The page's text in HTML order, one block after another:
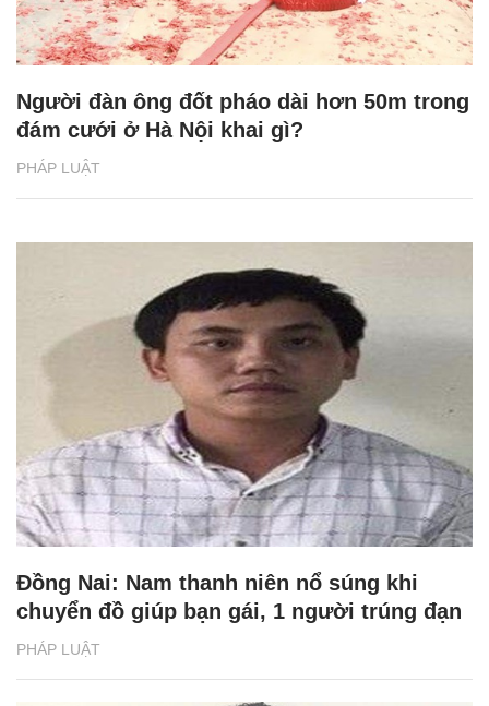
PHÁP LUẬT
Người đàn ông đốt pháo dài hơn 50m trong
đám cưới ở Hà Nội khai gì?
PHÁP LUẬT
Đồng Nai: Nam thanh niên nổ súng khi
chuyển đồ giúp bạn gái, 1 người trúng đạn